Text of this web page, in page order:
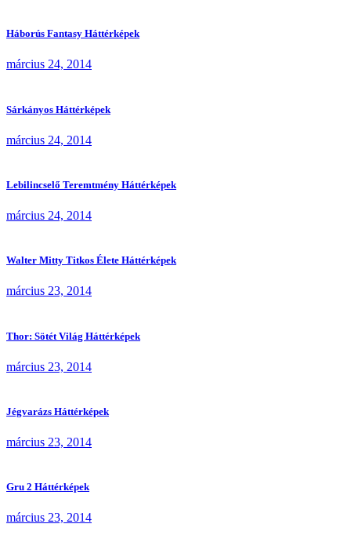
Háborús Fantasy Háttérképek
március 24, 2014
Sárkányos Háttérképek
március 24, 2014
Lebilincselő Teremtmény Háttérképek
március 24, 2014
Walter Mitty Titkos Élete Háttérképek
március 23, 2014
Thor: Sötét Világ Háttérképek
március 23, 2014
Jégvarázs Háttérképek
március 23, 2014
Gru 2 Háttérképek
március 23, 2014